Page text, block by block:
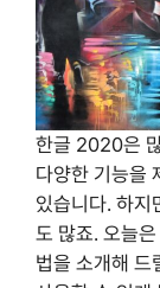
한글 2020은
다양한 기능을
있습니다. 하지
도 많죠. 오늘
법을 소개해 드